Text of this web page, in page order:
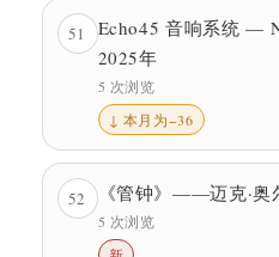
51
Echo45 音响系统 —
2025年
5 次浏览
↓ 本月为−36
52 《管钟》——迈克·奥
5 次浏览